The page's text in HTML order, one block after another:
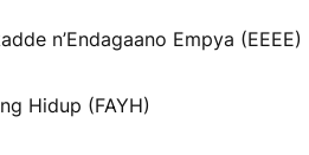
n’Endagaano Empya (EEEE)
Hidup (FAYH)